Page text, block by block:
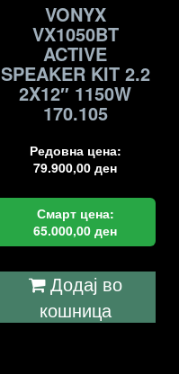
VONYX
VX1050BT
ACTIVE
SPEAKER KIT 2.2
2X12″ 1150W
170.105
Редовна цена:
79.900,00ден
Смарт цена:
65.000,00ден
Додај во
кошница